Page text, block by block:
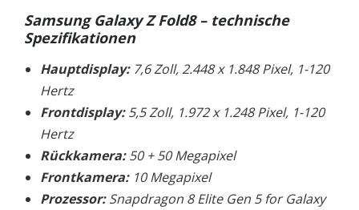
Samsung Galaxy Z Fold8 – technische
Spezifikationen
Hauptdisplay:7,6 Zoll, 2.448 x 1.848 Pixel, 1-120
Hertz
Frontdisplay:5,5 Zoll, 1.972 x 1.248 Pixel, 1-120
Hertz
Rückkamera:50 + 50 Megapixel
Frontkamera:10 Megapixel
Prozessor:Snapdragon 8 Elite Gen 5 for Galaxy